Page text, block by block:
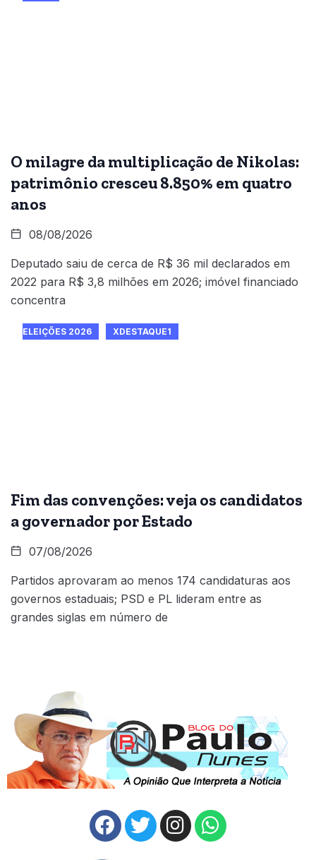
O milagre da multiplicação de Nikolas:
patrimônio cresceu 8.850% em quatro
anos
08/08/2026
Deputado saiu de cerca de R$ 36 mil declarados em
2022 para R$ 3,8 milhões em 2026; imóvel financiado
concentra
ELEIÇÕES 2026 XDESTAQUE1
Fim das convenções: veja os candidatos
a governador por Estado
07/08/2026
Partidos aprovaram ao menos 174 candidaturas aos
governos estaduais; PSD e PL lideram entre as
grandes siglas em número de